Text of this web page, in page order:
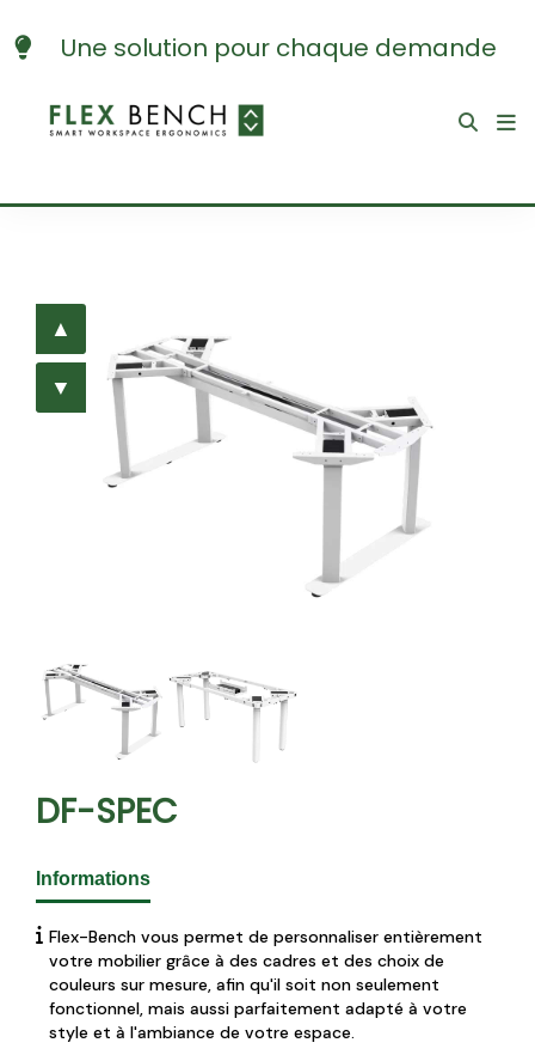
Expédition quotidienne
▲
▼
DF-SPEC
Informations
Flex-Bench vous permet de personnaliser entièrement
votre mobilier grâce à des cadres et des choix de
couleurs sur mesure, afin qu'il soit non seulement
fonctionnel, mais aussi parfaitement adapté à votre
style et à l'ambiance de votre espace.